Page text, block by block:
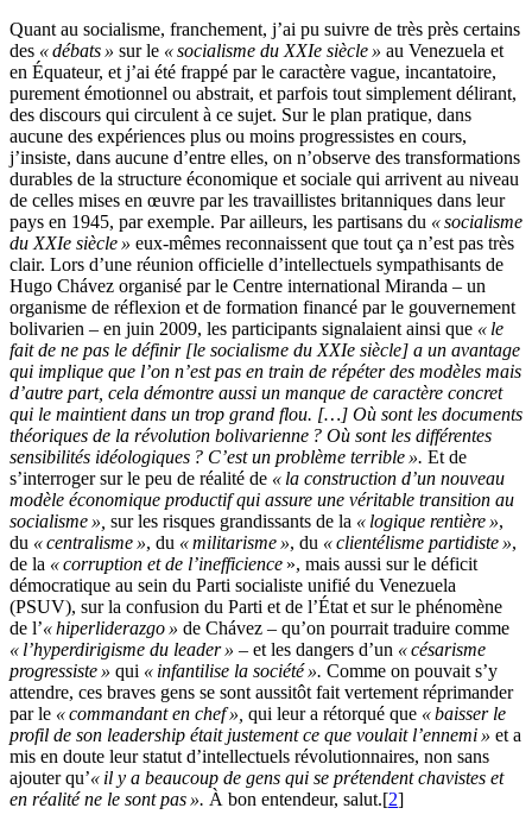
Quant au socialisme, franchement, j’ai pu suivre de très près certains
des « débats » sur le « socialisme du XXIe siècle » au Venezuela et
en Équateur, et j’ai été frappé par le caractère vague, incantatoire,
purement émotionnel ou abstrait, et parfois tout simplement délirant,
des discours qui circulent à ce sujet. Sur le plan pratique, dans
aucune des expériences plus ou moins progressistes en cours,
j’insiste, dans aucune d’entre elles, on n’observe des transformations
durables de la structure économique et sociale qui arrivent au niveau
de celles mises en œuvre par les travaillistes britanniques dans leur
pays en 1945, par exemple. Par ailleurs, les partisans du « socialisme
du XXIe siècle » eux-mêmes reconnaissent que tout ça n’est pas très
clair. Lors d’une réunion officielle d’intellectuels sympathisants de
Hugo Chávez organisé par le Centre international Miranda – un
organisme de réflexion et de formation financé par le gouvernement
bolivarien – en juin 2009, les participants signalaient ainsi que « le
fait de ne pas le définir [le socialisme du XXIe siècle] a un avantage
qui implique que l’on n’est pas en train de répéter des modèles mais
d’autre part, cela démontre aussi un manque de caractère concret
qui le maintient dans un trop grand flou. […] Où sont les documents
théoriques de la révolution bolivarienne ? Où sont les différentes
sensibilités idéologiques ? C’est un problème terrible ». Et de
s’interroger sur le peu de réalité de « la construction d’un nouveau
modèle économique productif qui assure une véritable transition au
socialisme », sur les risques grandissants de la « logique rentière »,
du « centralisme », du « militarisme », du « clientélisme partidiste »,
de la « corruption et de l’inefficience », mais aussi sur le déficit
démocratique au sein du Parti socialiste unifié du Venezuela
(PSUV), sur la confusion du Parti et de l’État et sur le phénomène
de l’« hiperliderazgo » de Chávez – qu’on pourrait traduire comme
« l’hyperdirigisme du leader » – et les dangers d’un « césarisme
progressiste » qui « infantilise la société ». Comme on pouvait s’y
attendre, ces braves gens se sont aussitôt fait vertement réprimander
par le « commandant en chef », qui leur a rétorqué que « baisser le
profil de son leadership était justement ce que voulait l’ennemi » et a
mis en doute leur statut d’intellectuels révolutionnaires, non sans
ajouter qu’« il y a beaucoup de gens qui se prétendent chavistes et
en réalité ne le sont pas ». À bon entendeur, salut.[2]